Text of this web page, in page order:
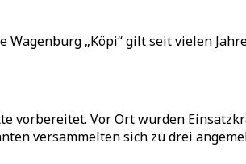
Wagenburg „Köpi“ gilt seit vielen
vorbereitet. Vor Ort wurden
versammelten sich zu drei